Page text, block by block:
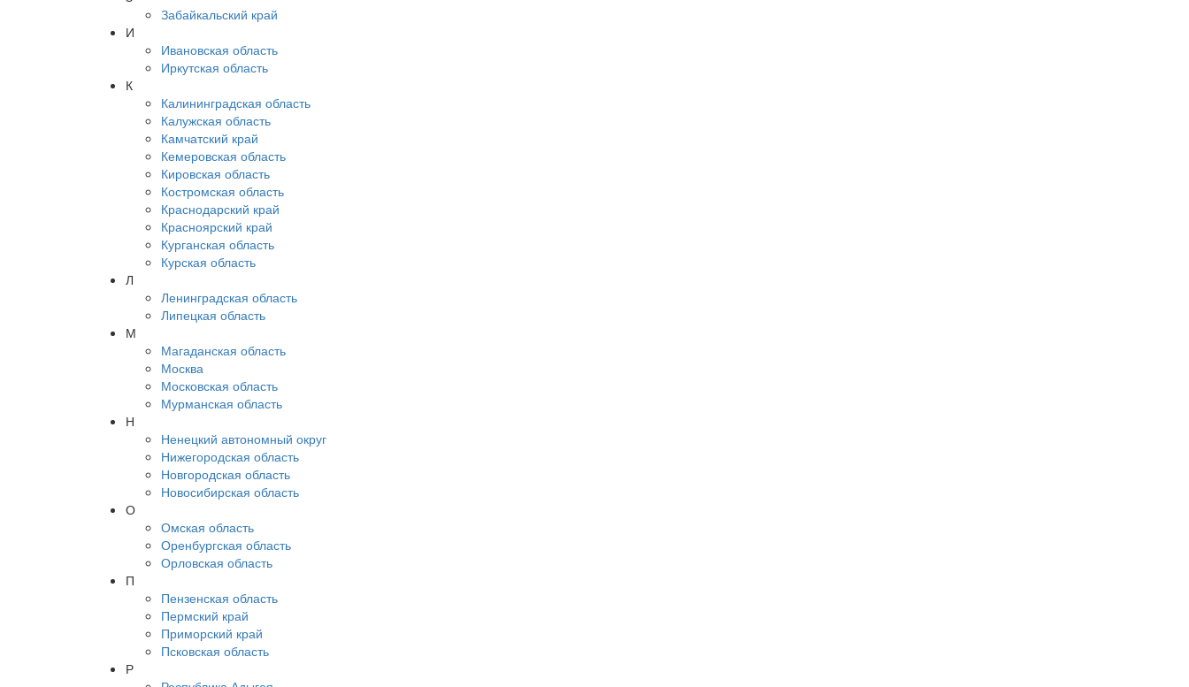
Забайкальский край
И
Ивановская область
Иркутская область
К
Калининградская область
Калужская область
Камчатский край
Кемеровская область
Кировская область
Костромская область
Краснодарский край
Красноярский край
Курганская область
Курская область
Л
Ленинградская область
Липецкая область
М
Магаданская область
Москва
Московская область
Мурманская область
Н
Ненецкий автономный округ
Нижегородская область
Новгородская область
Новосибирская область
О
Омская область
Оренбургская область
Орловская область
П
Пензенская область
Пермский край
Приморский край
Псковская область
Р